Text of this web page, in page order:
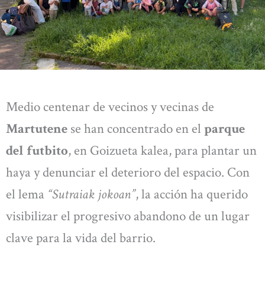
Medio centenar de vecinos y vecinas de
Martutene se han concentrado en el parque
del futbito, en Goizueta kalea, para plantar un
haya y denunciar el deterioro del espacio. Con
el lema “Sutraiak jokoan”, la acción ha querido
visibilizar el progresivo abandono de un lugar
clave para la vida del barrio.